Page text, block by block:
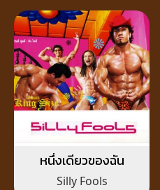
หนึ่งเดียวของฉัน
Silly Fools